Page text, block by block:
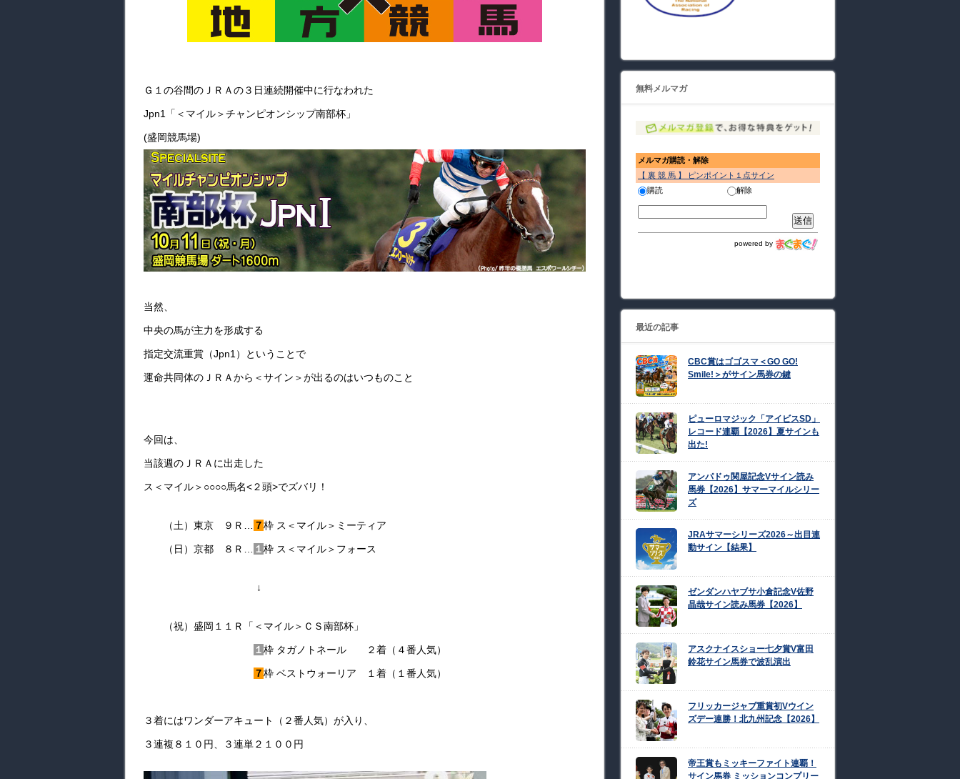
Ｇ１の谷間のＪＲＡの３日連続開催中に行なわれた
Jpn1「＜マイル＞チャンピオンシップ南部杯」
(盛岡競馬場)
当然、
中央の馬が主力を形成する
指定交流重賞（Jpn1）ということで
運命共同体のＪＲＡから＜サイン＞が出るのはいつものこと
今回は、
当該週のＪＲＡに出走した
ス＜マイル＞○○○○馬名<２頭>でズバリ！
（土）東京 ９Ｒ… ７枠 ス＜マイル＞ミーティア
（日）京都 ８Ｒ… １枠 ス＜マイル＞フォース
↓
（祝）盛岡１１Ｒ「＜マイル＞ＣＳ南部杯」
１枠 タガノトネール ２着（４番人気）
７枠 ベストウォーリア １着（１番人気）
３着にはワンダーアキュート（２番人気）が入り、
３連複８１０円、３連単２１００円
無料メルマガ
メルマガ購読・解除
【 裏 競 馬 】 ピンポイント１点サイン
購読
解除
powered by
最近の記事
CBC賞はゴゴスマ＜GO GO!
Smile!＞がサイン馬券の鍵
ピューロマジック「アイビスSD」
レコード連覇【2026】夏サインも
出た!
アンパドゥ関屋記念Vサイン読み
馬券【2026】サマーマイルシリー
ズ
JRAサマーシリーズ2026～出目連
動サイン【結果】
ゼンダンハヤブサ小倉記念V佐野
晶哉サイン読み馬券【2026】
アスクナイスショー七夕賞V富田
鈴花サイン馬券で波乱演出
フリッカージャブ重賞初Vウイン
ズデー連勝！北九州記念【2026】
帝王賞もミッキーファイト連覇！
サイン馬券 ミッションコンプリー